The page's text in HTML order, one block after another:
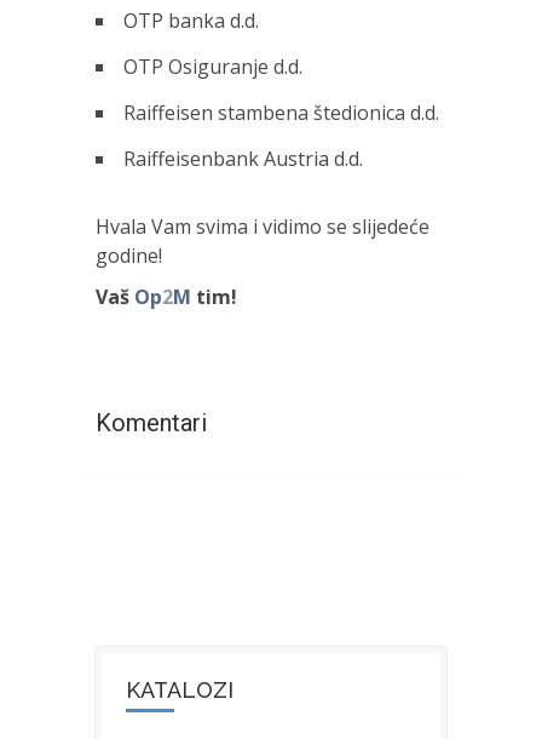
OTP banka d.d.
OTP Osiguranje d.d.
Raiffeisen stambena štedionica d.d.
Raiffeisenbank Austria d.d.
Hvala Vam svima i vidimo se slijedeće
godine!
Vaš Op2M tim!
Komentari
KATALOZI